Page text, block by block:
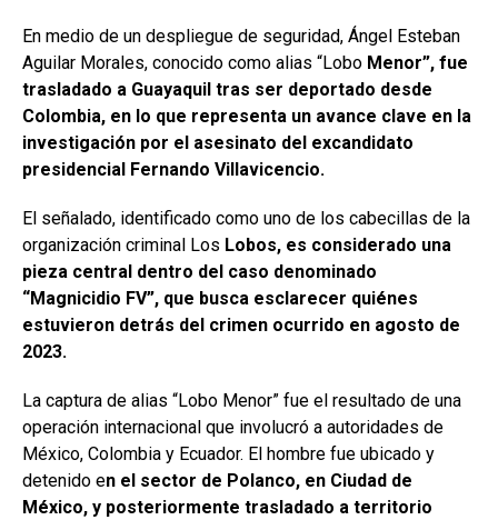
En medio de un despliegue de seguridad, Ángel Esteban
Aguilar Morales, conocido como alias “Lobo Menor”, fue
trasladado a Guayaquil tras ser deportado desde
Colombia, en lo que representa un avance clave en la
investigación por el asesinato del excandidato
presidencial Fernando Villavicencio.
El señalado, identificado como uno de los cabecillas de la
organización criminal Los Lobos, es considerado una
pieza central dentro del caso denominado
“Magnicidio FV”, que busca esclarecer quiénes
estuvieron detrás del crimen ocurrido en agosto de
2023.
La captura de alias “Lobo Menor” fue el resultado de una
operación internacional que involucró a autoridades de
México, Colombia y Ecuador. El hombre fue ubicado y
detenido en el sector de Polanco, en Ciudad de
México, y posteriormente trasladado a territorio